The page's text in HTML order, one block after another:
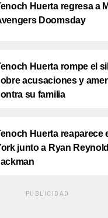
Huerta regresa a
Doomsday
Huerta rompe el
acusaciones y
su familia
Huerta reaparece
junto a Ryan
PUBLICIDAD